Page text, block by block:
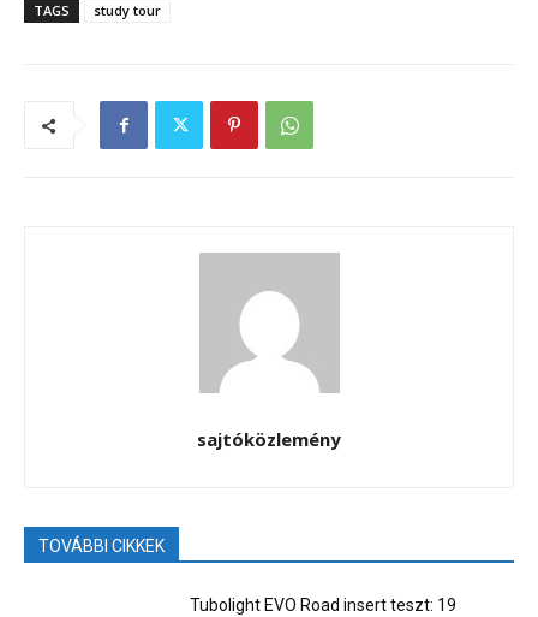
TAGS study tour
sajtóközlemény
TOVÁBBI CIKKEK
Tubolight EVO Road insert teszt: 19